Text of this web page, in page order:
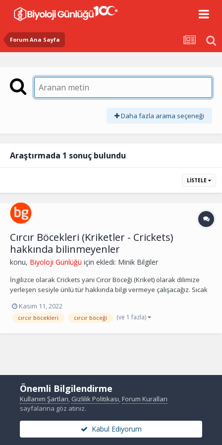
Forum Ana Sayfa
Daha fazla arama seçeneği
Araştırmada 1 sonuç bulundu
LISTELE
Cırcır Böcekleri (Kriketler - Crickets)
hakkında bilinmeyenler
konu, Biyoloji Günlüğü için ekledi: Minik Bilgiler
İngilizce olarak Crickets yani Cırcır Böceği (Kriket) olarak dilimize
yerleşen sesiyle ünlü tür hakkında bilgi vermeye çalışacağız. Sıcak
duyabileceğiniz aralıksız cıvıltı sesini hatırlıyor musunuz? Bu ünlü
kriket sesi. Bu cıvılt...
Kasım 11, 2022
cırcır böcekleri cırcır böceği (ve 1 fazla)
Önemli Bilgilendirme
Kullanım Şartları, Gizlilik Politikası,Forum Kuralları
sayfalarına göz atınız.
Kabul Ediyorum